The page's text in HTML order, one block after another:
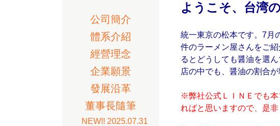
公司簡介
體系介紹
經營理念
企業願景
發展沿革
董事長隨筆
NEW!! 2025.07.31
ようこそ、台湾
統一東京の松本です。7月
件のラーメン屋さんをご
るとどうしても醤油を選
店の中でも、醤油の割合
※弊社公式ＬＩＮＥでも本
ればと思いますので、是